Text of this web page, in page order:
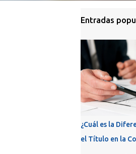
Entradas
¿Cuál es la
el Título en la